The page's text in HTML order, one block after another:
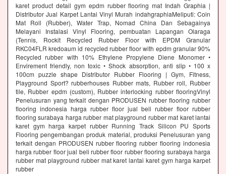
karet product detail gym epdm rubber flooring mat Indah Graphia |
Distributor Jual Karpet Lantai Vinyl Murah indahgraphiaMeliputi: Coin
Mat Roll (Rubber), Water Trap, Nomad China Dan Sebagainya
Melayani Instalasi Vinyl Flooring, pembuatan Lapangan Olaraga
(Tennis, Rockit Recycled Rubber Floor with EPDM Granular
RKC04FLR kredoaum id recycled rubber floor with epdm granular 90%
Recycled rubber with 10% Ethylene Propylene Diene Monomer •
Envirement friendly, non toxic • Shock absorption, anti slip • 100 x
100cm puzzle shape Distributor Rubber Flooring | Gym, Fitness,
Playground Sport? rubberhouses Rubber mats, Rubber roll, Rubber
tile, Rubber epdm (custom), Rubber interlocking rubber flooringVinyl
Penelusuran yang terkait dengan PRODUSEN rubber flooring rubber
flooring indonesia harga rubber floor jual beli rubber floor rubber
flooring surabaya harga rubber mat playground rubber mat karet lantai
karet gym harga karpet rubber Running Track Silicon PU Sports
Flooring pengembangan produk material, produksi Penelusuran yang
terkait dengan PRODUSEN rubber flooring rubber flooring indonesia
harga rubber floor jual beli rubber floor rubber flooring surabaya harga
rubber mat playground rubber mat karet lantai karet gym harga karpet
rubber